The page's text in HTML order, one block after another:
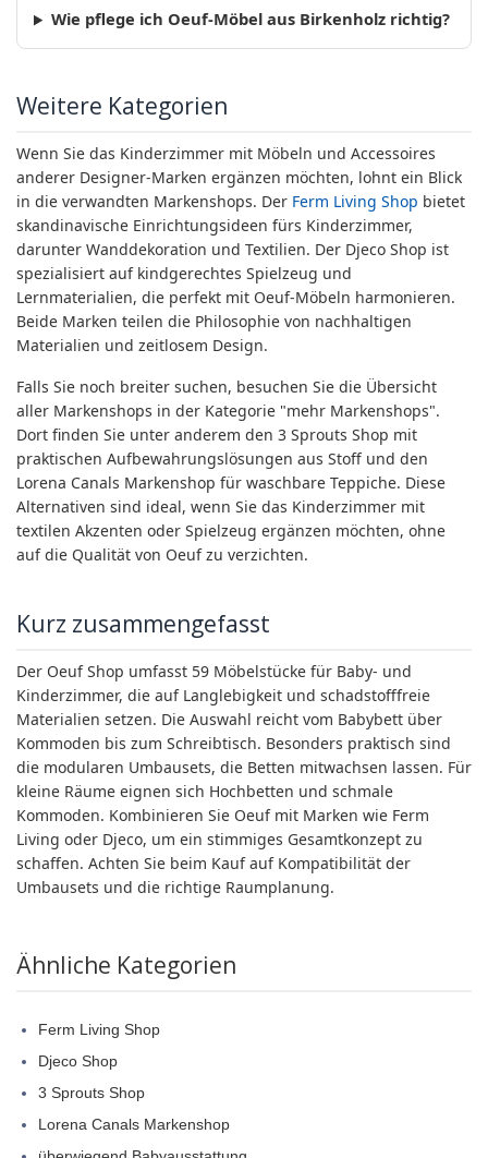
Wie pflege ich Oeuf-Möbel aus Birkenholz richtig?
Weitere Kategorien
Wenn Sie das Kinderzimmer mit Möbeln und Accessoires
anderer Designer-Marken ergänzen möchten, lohnt ein Blick
in die verwandten Markenshops. Der Ferm Living Shop bietet
skandinavische Einrichtungsideen fürs Kinderzimmer,
darunter Wanddekoration und Textilien. Der Djeco Shop ist
spezialisiert auf kindgerechtes Spielzeug und
Lernmaterialien, die perfekt mit Oeuf-Möbeln harmonieren.
Beide Marken teilen die Philosophie von nachhaltigen
Materialien und zeitlosem Design.
Falls Sie noch breiter suchen, besuchen Sie die Übersicht
aller Markenshops in der Kategorie "mehr Markenshops".
Dort finden Sie unter anderem den 3 Sprouts Shop mit
praktischen Aufbewahrungslösungen aus Stoff und den
Lorena Canals Markenshop für waschbare Teppiche. Diese
Alternativen sind ideal, wenn Sie das Kinderzimmer mit
textilen Akzenten oder Spielzeug ergänzen möchten, ohne
auf die Qualität von Oeuf zu verzichten.
Kurz zusammengefasst
Der Oeuf Shop umfasst 59 Möbelstücke für Baby- und
Kinderzimmer, die auf Langlebigkeit und schadstofffreie
Materialien setzen. Die Auswahl reicht vom Babybett über
Kommoden bis zum Schreibtisch. Besonders praktisch sind
die modularen Umbausets, die Betten mitwachsen lassen. Für
kleine Räume eignen sich Hochbetten und schmale
Kommoden. Kombinieren Sie Oeuf mit Marken wie Ferm
Living oder Djeco, um ein stimmiges Gesamtkonzept zu
schaffen. Achten Sie beim Kauf auf Kompatibilität der
Umbausets und die richtige Raumplanung.
Ähnliche Kategorien
Ferm Living Shop
Djeco Shop
3 Sprouts Shop
Lorena Canals Markenshop